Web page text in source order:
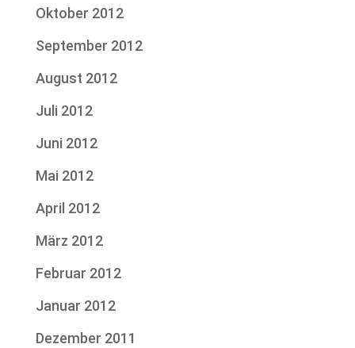
Oktober 2012
September 2012
August 2012
Juli 2012
Juni 2012
Mai 2012
April 2012
März 2012
Februar 2012
Januar 2012
Dezember 2011